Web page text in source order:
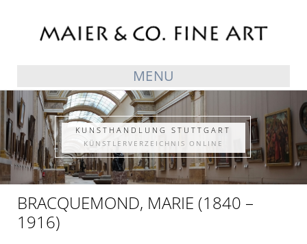
MENU
KUNSTHANDLUNG STUTTGART
KÜNSTLERVERZEICHNIS ONLINE
BRACQUEMOND, MARIE (1840 –
1916)